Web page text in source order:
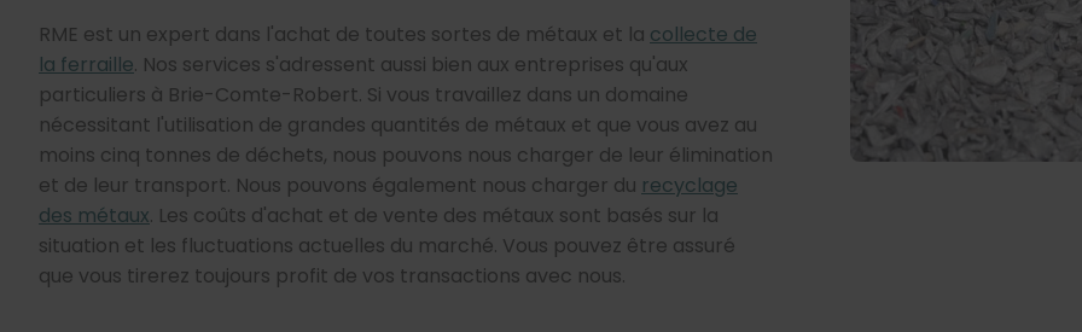
RME est un expert dans l'achat de toutes sortes de métaux et la collecte de
la ferraille. Nos services s'adressent aussi bien aux entreprises qu'aux
particuliers à Brie-Comte-Robert. Si vous travaillez dans un domaine
nécessitant l'utilisation de grandes quantités de métaux et que vous avez au
moins cinq tonnes de déchets, nous pouvons nous charger de leur élimination
et de leur transport. Nous pouvons également nous charger du recyclage
des métaux. Les coûts d'achat et de vente des métaux sont basés sur la
situation et les fluctuations actuelles du marché. Vous pouvez être assuré
que vous tirerez toujours profit de vos transactions avec nous.